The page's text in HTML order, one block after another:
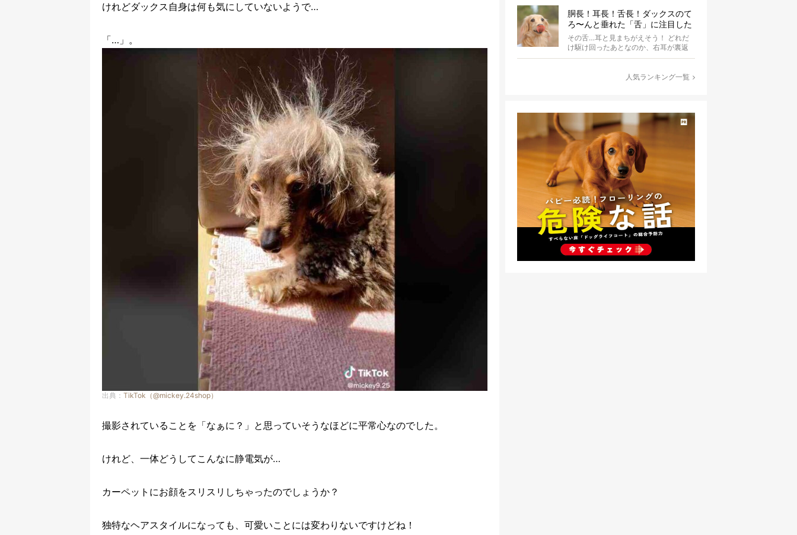
けれどダックス自身は何も気にしていないようで…
「…」。
出典： TikTok（@mickey.24shop）
撮影されていることを「なぁに？」と思っていそうなほどに平常心なのでした。
けれど、一体どうしてこんなに静電気が…
カーペットにお顔をスリスリしちゃったのでしょうか？
独特なヘアスタイルになっても、可愛いことには変わりないですけどね！
胴長！耳長！舌長！ダックスのて
ろ〜んと垂れた「舌」に注目した
結果、元気もらった。
その舌…耳と見まちがえそう！ どれだ
け駆け回ったあとなのか、右耳が裏返
ってしまっているAuraちゃん。耳の中
人気ランキング一覧